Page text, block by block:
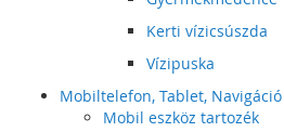
Kerti vízicsúszda
Vízipuska
Mobiltelefon, Tablet, Navigáció
Mobil eszköz tartozék